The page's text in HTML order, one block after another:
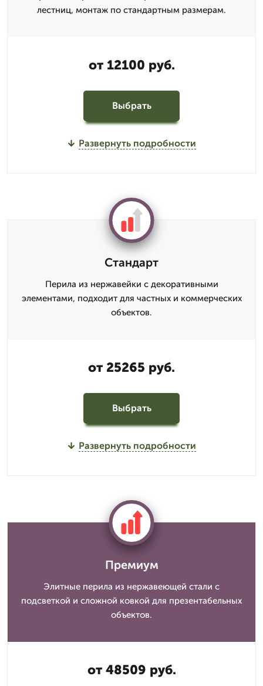
лестниц, монтаж по стандартным размерам.
от 12100 руб.
Выбрать
Развернуть подробности
Стандарт
Перила из нержавейки с декоративными
элементами, подходит для частных и коммерческих
объектов.
от 25265 руб.
Выбрать
Развернуть подробности
Премиум
Элитные перила из нержавеющей стали с
подсветкой и сложной ковкой для презентабельных
объектов.
от 48509 руб.